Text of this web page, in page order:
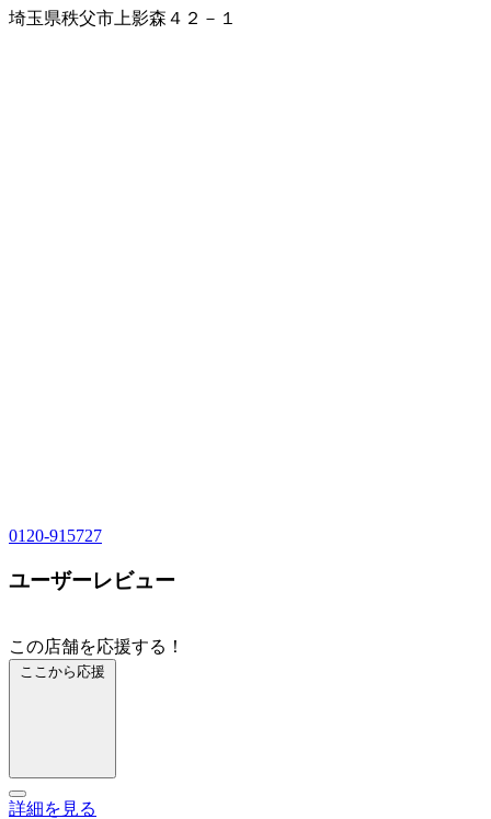
埼玉県秩父市上影森４２－１
0120-915727
ユーザーレビュー
この店舗を応援する！
ここから応援
詳細を見る